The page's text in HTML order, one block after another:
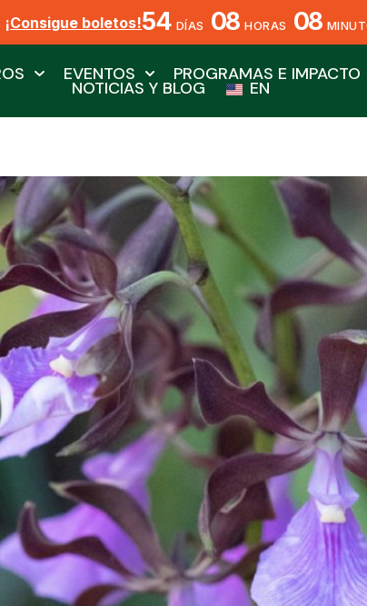
¡Consigue boletos!54 DÍAS 08 HORAS 08
EVENTOS PROGRAMAS E IMPACTO
NOTICIAS Y BLOG EN